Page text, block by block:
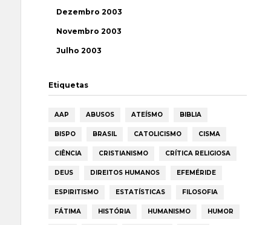
Dezembro 2003
Novembro 2003
Julho 2003
Etiquetas
AAP ABUSOS ATEÍSMO BIBLIA
BISPO BRASIL CATOLICISMO CISMA
CIÊNCIA CRISTIANISMO CRÍTICA RELIGIOSA
DEUS DIREITOS HUMANOS EFEMÉRIDE
ESPIRITISMO ESTATÍSTICAS FILOSOFIA
FÁTIMA HISTÓRIA HUMANISMO HUMOR